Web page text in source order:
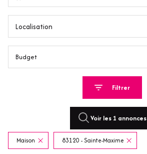
Localisation
Budget
Filtrer
Voir les 1 annonces
Maison 83120 - Sainte-Maxime